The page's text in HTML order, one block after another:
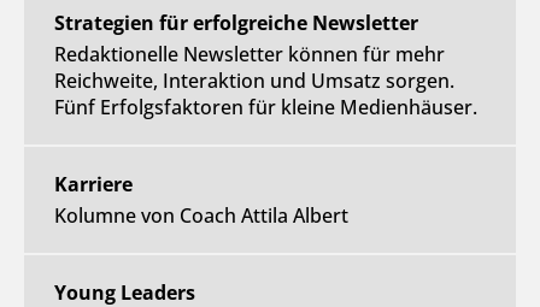
Strategien für erfolgreiche Newsletter
Redaktionelle Newsletter können für mehr
Reichweite, Interaktion und Umsatz sorgen.
Fünf Erfolgsfaktoren für kleine Medienhäuser.
Karriere
Kolumne von Coach Attila Albert
Young Leaders